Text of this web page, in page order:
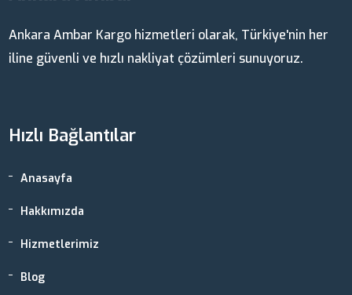
Ankara Ambar Kargo hizmetleri olarak, Türkiye'nin her
iline güvenli ve hızlı nakliyat çözümleri sunuyoruz.
Hızlı Bağlantılar
Anasayfa
Hakkımızda
Hizmetlerimiz
Blog